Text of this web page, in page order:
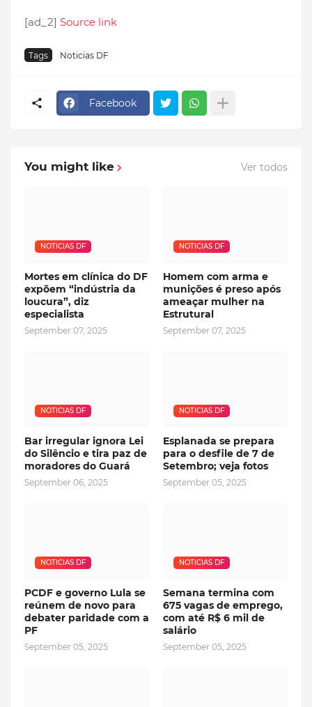
[ad_2] Source link
Tags Noticias DF
Facebook
You might like Ver todos
NOTICIAS DF
Mortes em clínica do DF
expõem “indústria da
loucura”, diz
especialista
September 07, 2025
NOTICIAS DF
Homem com arma e
munições é preso após
ameaçar mulher na
Estrutural
September 07, 2025
NOTICIAS DF
Bar irregular ignora Lei
do Silêncio e tira paz de
moradores do Guará
September 06, 2025
NOTICIAS DF
Esplanada se prepara
para o desfile de 7 de
Setembro; veja fotos
September 05, 2025
NOTICIAS DF
PCDF e governo Lula se
reúnem de novo para
debater paridade com a
PF
September 05, 2025
NOTICIAS DF
Semana termina com
675 vagas de emprego,
com até R$ 6 mil de
salário
September 05, 2025